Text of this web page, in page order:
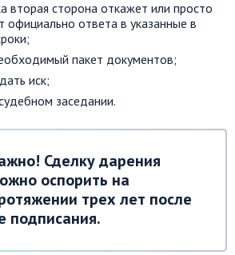
вторая сторона откажет или просто
официально ответа в указанные в
пакет документов;
иск;
заседании.
Сделку дарения
оспорить на
трех лет после
подписания.